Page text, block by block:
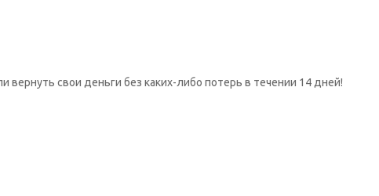
свои деньги без каких-либо потерь в течении 14 дней!